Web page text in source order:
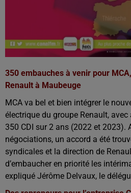
350 embauches à venir pour
Renault à Maubeuge
MCA va bel et bien intégrer le
électrique du groupe Renault, avec
350 CDI sur 2 ans (2022 et 2023).
négociations, un accord a été
syndicales et la direction de
d’embaucher en priorité les
expliqué Jérôme Delvaux, le